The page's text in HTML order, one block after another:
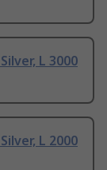
L 3000
L 2000